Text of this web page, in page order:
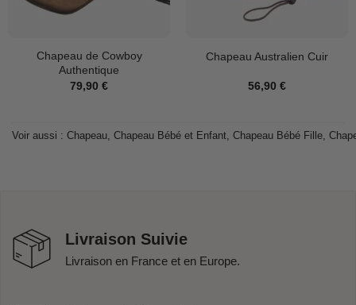
Chapeau de Cowboy
Authentique
79,90 €
Chapeau Australien Cuir
56,90 €
Voir aussi : Chapeau, Chapeau Bébé et Enfant, Chapeau Bébé Fille,
Livraison Suivie
Livraison en France et en Europe.